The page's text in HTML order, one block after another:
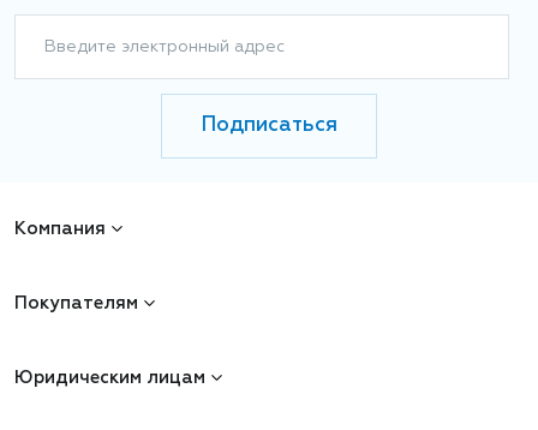
Введите электронный адрес
Подписаться
Компания
Покупателям
Юридическим лицам